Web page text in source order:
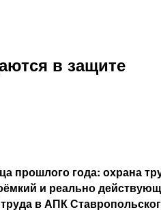
в защите
прошлого года: охрана
и реально
в АПК